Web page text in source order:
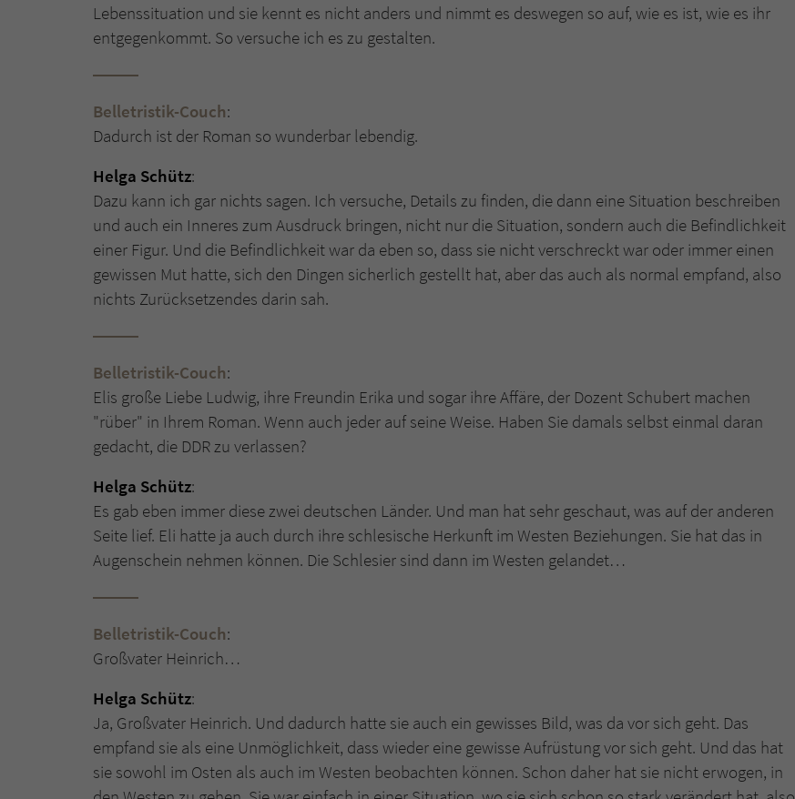
Lebenssituation und sie kennt es nicht anders und nimmt es deswegen so auf, wie es ist, wie es ihr
entgegenkommt. So versuche ich es zu gestalten.
Belletristik-Couch:
Dadurch ist der Roman so wunderbar lebendig.
Helga Schütz:
Dazu kann ich gar nichts sagen. Ich versuche, Details zu finden, die dann eine Situation beschreiben
und auch ein Inneres zum Ausdruck bringen, nicht nur die Situation, sondern auch die Befindlichkeit
einer Figur. Und die Befindlichkeit war da eben so, dass sie nicht verschreckt war oder immer einen
gewissen Mut hatte, sich den Dingen sicherlich gestellt hat, aber das auch als normal empfand, also
nichts Zurücksetzendes darin sah.
Belletristik-Couch:
Elis große Liebe Ludwig, ihre Freundin Erika und sogar ihre Affäre, der Dozent Schubert machen
"rüber" in Ihrem Roman. Wenn auch jeder auf seine Weise. Haben Sie damals selbst einmal daran
gedacht, die DDR zu verlassen?
Helga Schütz:
Es gab eben immer diese zwei deutschen Länder. Und man hat sehr geschaut, was auf der anderen
Seite lief. Eli hatte ja auch durch ihre schlesische Herkunft im Westen Beziehungen. Sie hat das in
Augenschein nehmen können. Die Schlesier sind dann im Westen gelandet…
Belletristik-Couch:
Großvater Heinrich…
Helga Schütz:
Ja, Großvater Heinrich. Und dadurch hatte sie auch ein gewisses Bild, was da vor sich geht. Das
empfand sie als eine Unmöglichkeit, dass wieder eine gewisse Aufrüstung vor sich geht. Und das hat
sie sowohl im Osten als auch im Westen beobachten können. Schon daher hat sie nicht erwogen, in